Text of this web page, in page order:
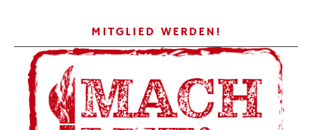
MITGLIED WERDEN!